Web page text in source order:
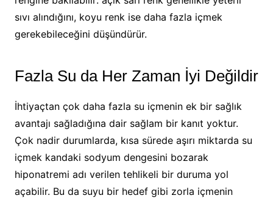
sıvı alındığını, koyu renk ise daha fazla içmek
gerekebileceğini düşündürür.
Fazla Su da Her Zaman İyi Değildir
İhtiyaçtan çok daha fazla su içmenin ek bir sağlık
avantajı sağladığına dair sağlam bir kanıt yoktur.
Çok nadir durumlarda, kısa sürede aşırı miktarda su
içmek kandaki sodyum dengesini bozarak
hiponatremi adı verilen tehlikeli bir duruma yol
açabilir. Bu da suyu bir hedef gibi zorla içmenin